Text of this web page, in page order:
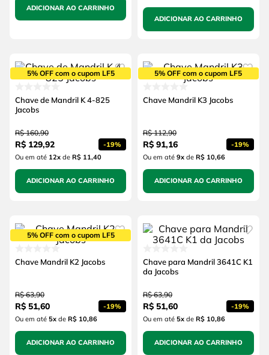
ADICIONAR AO CARRINHO
ADICIONAR AO CARRINHO
5% OFF com o cupom LF5
Chave de Mandril K 4-825
Jacobs
R$ 160,90
R$ 129,92 -19%
Ou em até 12xde R$ 11,40
ADICIONAR AO CARRINHO
5% OFF com o cupom LF5
Chave Mandril K3 Jacobs
R$ 112,90
R$ 91,16 -19%
Ou em até 9xde R$ 10,66
ADICIONAR AO CARRINHO
5% OFF com o cupom LF5
Chave Mandril K2 Jacobs
R$ 63,90
R$ 51,60 -19%
Ou em até 5xde R$ 10,86
ADICIONAR AO CARRINHO
Chave para Mandril 3641C K1
da Jacobs
R$ 63,90
R$ 51,60 -19%
Ou em até 5xde R$ 10,86
ADICIONAR AO CARRINHO